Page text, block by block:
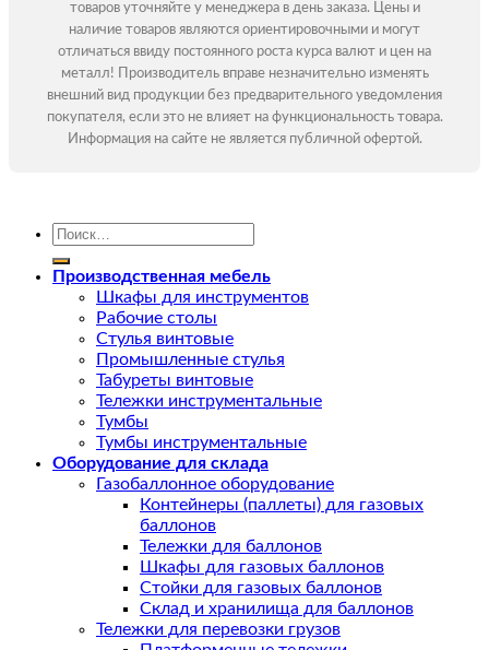
товаров уточняйте у менеджера в день заказа. Цены и
наличие товаров являются ориентировочными и могут
отличаться ввиду постоянного роста курса валют и цен на
металл! Производитель вправе незначительно изменять
внешний вид продукции без предварительного уведомления
покупателя, если это не влияет на функциональность товара.
Информация на сайте не является публичной офертой.
Искать:
Производственная мебель
Шкафы для инструментов
Рабочие столы
Стулья винтовые
Промышленные стулья
Табуреты винтовые
Тележки инструментальные
Тумбы
Тумбы инструментальные
Оборудование для склада
Газобаллонное оборудование
Контейнеры (паллеты) для газовых
баллонов
Тележки для баллонов
Шкафы для газовых баллонов
Стойки для газовых баллонов
Склад и хранилища для баллонов
Тележки для перевозки грузов